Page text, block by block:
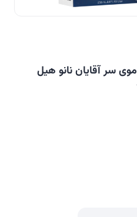
سر آقایان نانو هیل